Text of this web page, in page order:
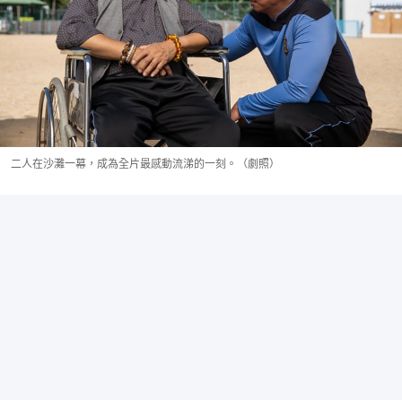
二人在沙灘一幕，成為全片最感動流涕的一刻。（劇照）